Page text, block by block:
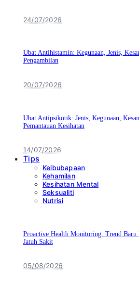
24/07/2026
Ubat Antihistamin: Kegunaan, Jenis,
Pengambilan
20/07/2026
Ubat Antipsikotik: Jenis, Kegunaan,
Pemantauan Kesihatan
14/07/2026
Tips
Keibubapaan
Kehamilan
Kesihatan Mental
Seksualiti
Nutrisi
Proactive Health Monitoring: Trend Baru
Jatuh Sakit
05/08/2026